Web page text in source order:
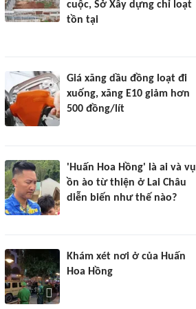
cuộc, Sở Xây dựng chỉ loạt
tồn tại
Giá xăng dầu đồng loạt đi
xuống, xăng E10 giảm hơn
500 đồng/lít
'Huấn Hoa Hồng' là ai và vụ
ồn ào từ thiện ở Lai Châu
diễn biến như thế nào?
Khám xét nơi ở của Huấn
Hoa Hồng